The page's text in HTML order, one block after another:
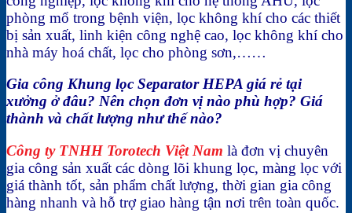
phòng mổ trong bệnh viện, lọc không khí cho các thiết
bị sản xuất, linh kiện công nghệ cao, lọc không khí cho
nhà máy hoá chất, lọc cho phòng sơn,……
Gia công Khung lọc Separator HEPA giá rẻ tại
xưởng ở đâu? Nên chọn đơn vị nào phù hợp? Giá
thành và chất lượng như thế nào?
Công ty TNHH Torotech Việt Nam là đơn vị chuyên
gia công sản xuất các dòng lõi khung lọc, màng lọc với
giá thành tốt, sản phẩm chất lượng, thời gian gia công
hàng nhanh và hỗ trợ giao hàng tận nơi trên toàn quốc.